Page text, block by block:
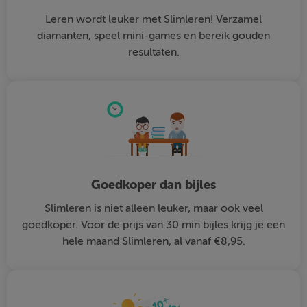
Leren wordt leuker met Slimleren! Verzamel
diamanten, speel mini-games en bereik gouden
resultaten.
Goedkoper dan bijles
Slimleren is niet alleen leuker, maar ook veel
goedkoper. Voor de prijs van 30 min bijles krijg je een
hele maand Slimleren, al vanaf €8,95.